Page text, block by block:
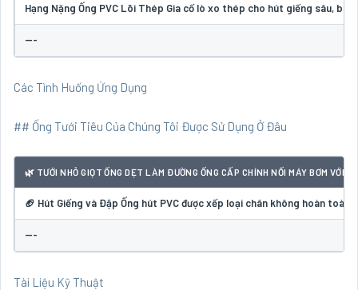
Hạng Nặng Ống PVC Lõi Thép Gia cố lò xo thép cho hút giếng sâu,
---
Các Tình Huống Ứng Dụng
## Ống Tưới Tiêu Của Chúng Tôi Được Sử Dụng Ở Đâu
🌿 TƯỚI NHỎ GIỌT ỐNG DẸT LÀM ĐƯỜNG ỐNG CẤP CHÍNH NỐI MÁY BƠM VỚI
🏈 Hút Giếng và Đập Ống hút PVC được xếp loại chân không hoàn toàn
---
Tài Liệu Kỹ Thuật